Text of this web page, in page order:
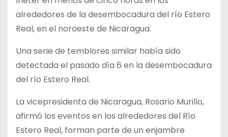
alrededores de la desembocadura del río Estero
Real, en el noroeste de Nicaragua.
Una serie de temblores similar había sido
detectada el pasado día 6 en la desembocadura
del río Estero Real.
La vicepresidenta de Nicaragua, Rosario Murillo,
afirmó los eventos en los alrededores del Río
Estero Real, forman parte de un enjambre